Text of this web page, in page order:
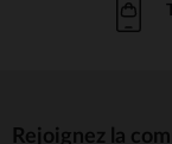
Rejoignez la